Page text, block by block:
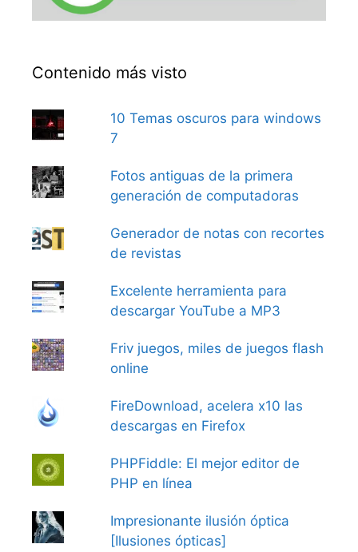
Contenido más visto
10 Temas oscuros para windows
7
Fotos antiguas de la primera
generación de computadoras
Generador de notas con recortes
de revistas
Excelente herramienta para
descargar YouTube a MP3
Friv juegos, miles de juegos flash
online
FireDownload, acelera x10 las
descargas en Firefox
PHPFiddle: El mejor editor de
PHP en línea
Impresionante ilusión óptica
[Ilusiones ópticas]